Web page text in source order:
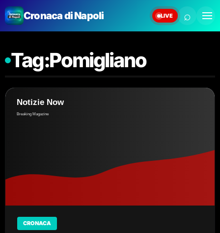
Cronaca di Napoli LIVE ⌕
Tag:Pomigliano
CRONACA